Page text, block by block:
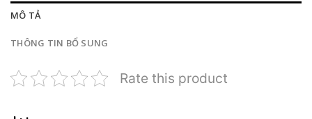
MÔ TẢ
THÔNG TIN BỔ SUNG
Rate this product